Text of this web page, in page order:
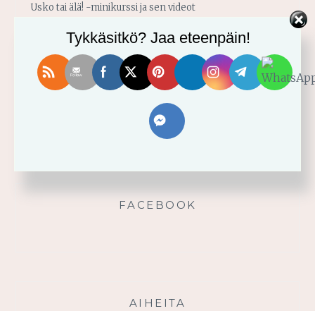
Usko tai älä! -minikurssi ja sen videot
Vahvistu armosta!
Älä yritä omin voimin
FACEBOOK
AIHEITA
Tykkäsitkö? Jaa eteenpäin!